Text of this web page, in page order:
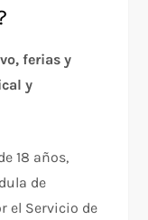
ferias y
y
18 años,
de
el Servicio de